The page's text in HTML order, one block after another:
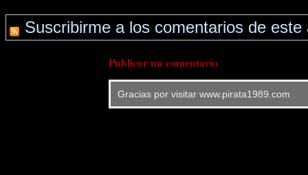
Suscribirme a los comentarios de este
Publicar un comentario
Gracias por visitar www.pirata1989.com